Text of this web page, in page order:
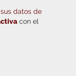
datos de
con el